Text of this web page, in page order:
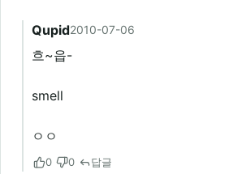
Qupid2010-07-06
흐~읍-
smell
ㅇㅇ
0 0 답글